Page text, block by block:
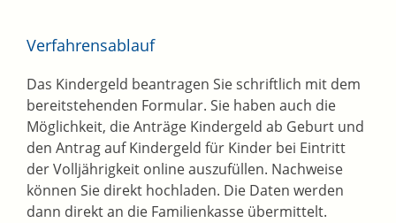
Verfahrensablauf
Das Kindergeld beantragen Sie schriftlich mit dem
bereitstehenden Formular. Sie haben auch die
Möglichkeit, die Anträge Kindergeld ab Geburt und
den Antrag auf Kindergeld für Kinder bei Eintritt
der Volljährigkeit online auszufüllen. Nachweise
können Sie direkt hochladen. Die Daten werden
dann direkt an die Familienkasse übermittelt.